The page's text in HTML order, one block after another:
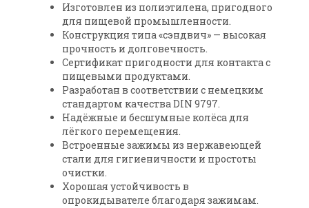
Изготовлен из полиэтилена, пригодного
для пищевой промышленности.
Конструкция типа «сэндвич» — высокая
прочность и долговечность.
Сертификат пригодности для контакта с
пищевыми продуктами.
Разработан в соответствии с немецким
стандартом качества DIN 9797.
Надёжные и бесшумные колёса для
лёгкого перемещения.
Встроенные зажимы из нержавеющей
стали для гигиеничности и простоты
очистки.
Хорошая устойчивость в
опрокидывателе благодаря зажимам.